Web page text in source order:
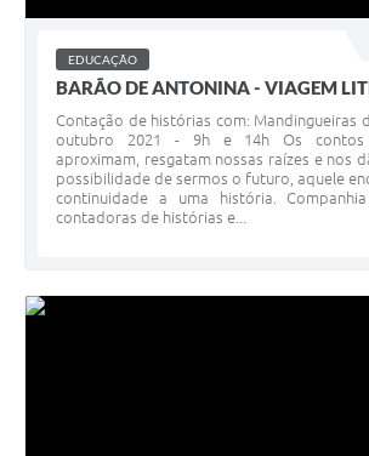
EDUCAÇÃO
BARÃO DE ANTONINA - VIAGEM
Contação de histórias com: Mandingueiras
outubro 2021 - 9h e 14h Os contos
aproximam, resgatam nossas raízes e nos
possibilidade de sermos o futuro, aquele
continuidade a uma história.
contadoras de histórias e...